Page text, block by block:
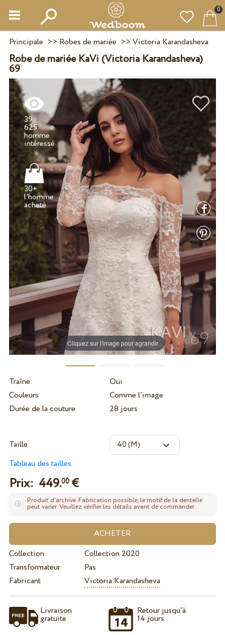
0
Principale >> Robes de mariée >> Victoria Karandasheva
Robe de mariée KaVi (Victoria Karandasheva)
69
Cliquez sur l'image pour agrandir
39
625
homme
30+
l'homme
acheté
Traîne
Oui
Couleurs
Comme l'image
Durée de la couture
28 jours
Taille
Tableau des tailles
Prix: 449.00€
Produit d'archive. Fabrication possible, le motif de la dentelle
peut varier. Veuillez vérifier les détails avant de commander.
Collection
Collection 2020
Transformateur
Pas
Fabricant
Victoria Karandasheva
Livraison
gratuite
Retour jusqu'à
14 jours